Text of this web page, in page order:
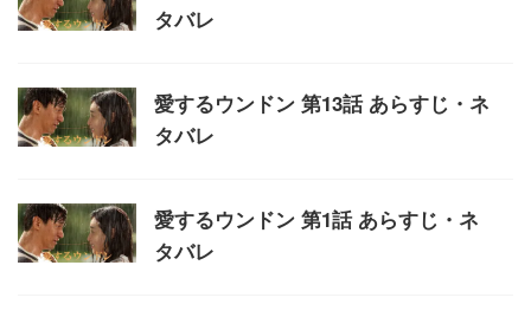
タバレ
愛するウンドン 第13話 あらすじ・ネ
タバレ
愛するウンドン 第1話 あらすじ・ネ
タバレ